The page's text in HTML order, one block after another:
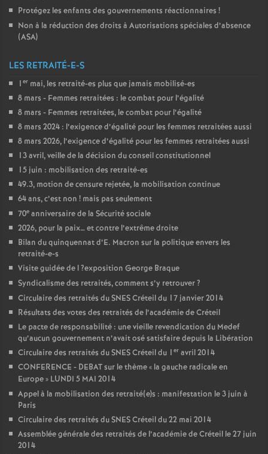
Protégez les enfants des gouvernements réactionnaires !
Non à la réduction des droits à Autorisations spéciales d’absence
(ASA)
LES RETRAITÉ-E-S
1 er mai, les retraité-es plus que jamais mobilisé-es
8 mars - Femmes retraitées : le combat pour l’égalité
8 mars - Femmes retraitées, le combat pour l’égalité
8 mars 2024 : l’exigence d’égalité pour les femmes retraitées aussi
8 mars 2026, l’exigence d’égalité pour les femmes retraitées aussi
13 avril, veille de la décision du conseil constitutionnel
15 juin : mobilisation des retraité-es
49.3, motion de censure rejetée, la mobilisation continue
64 ans, c’est non ! mais pas seulement
70e anniversaire de la Sécurité sociale
2026, pour la paix… et contre l’extrême droite
Bilan du quinquennat d’E. Macron sur la politique envers les
retraité-e-s
Visite guidée de l?exposition George Braque
Syndicalisme des retraités, comment s’y retrouver?
Circulaire des retraités duSNESCréteil du 17 janvier 2014
Résultats des votes des retraités de l’académie de Créteil
Le pacte de responsabilité : une vieille revendication du Medef
qu’aucun gouvernement n’avait osé satisfaire depuis la Libération
Circulaire des retraités duSNESCréteil du 1 er avril 2014
CONFERENCE - DEBATsur le thème « la gauche radicale en
Europe» LUNDI 5 MAI 2014
Appel à la mobilisation des retraité(e)s : manifestation le 3 juin à
Paris
Circulaire des retraités duSNESCréteil du 22 mai 2014
Assemblée générale des retraités de l’académie de Créteil le 27 juin
2014